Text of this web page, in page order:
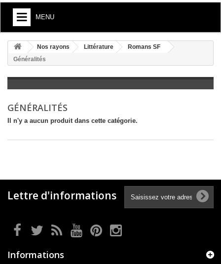
MENU
+
ARTS ET SOCIÉTÉ
+
LITTÉRATURE
LOISIRS, VIE PRATIQUE
+
SCOLAIRE ET DICTIONNAIRE
Nos rayons Littérature
Romans SF
Généralités
GÉNÉRALITÉS
Il n'y a aucun produit dans cette catégorie.
Lettre d'informations
Informations